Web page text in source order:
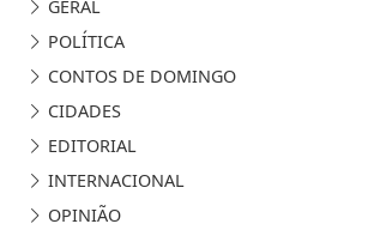
GERAL
POLÍTICA
CONTOS DE DOMINGO
CIDADES
EDITORIAL
INTERNACIONAL
OPINIÃO